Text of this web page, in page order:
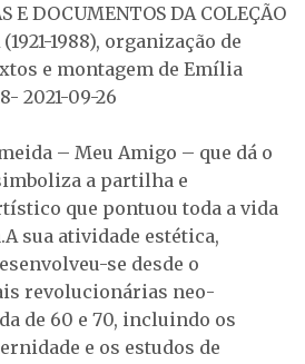
E DOCUMENTOS DA COLEÇÃO
(1921-1988), organização de
e montagem de Emília
2021-09-26
– Meu Amigo – que dá o
a partilha e
que pontuou toda a vida
sua atividade estética,
se desde o
revolucionárias neo-
de 60 e 70, incluindo os
e os estudos de